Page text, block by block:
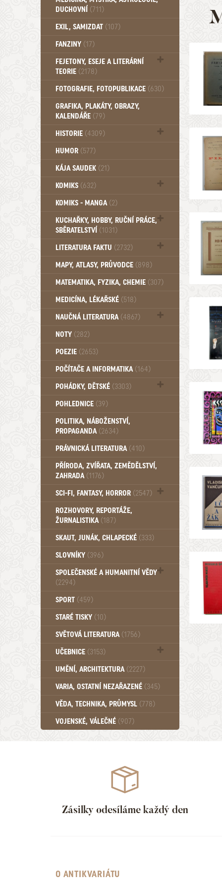
DUCHOVNÍ (711)
Okultismus (110)
EXIL, SAMIZDAT (107)
FANZINY (17)
FEJETONY, ESEJE A LITERÁRNÍ
TEORIE (2178)
Citáty, aforismy, snáře, přísloví,
FOTOGRAFIE, FOTOPUBLIKACE (630)
GRAFIKA, PLAKÁTY, OBRAZY,
KALENDÁŘE (79)
HISTORIE (4309)
Mytologie, Mýty, Báje, Pověsti (204)
HUMOR (577)
KÁJA SAUDEK (21)
KOMIKS (632)
Komiks - Čtyřlístek (234)
KOMIKS - MANGA (2)
KUCHAŘKY, HOBBY, RUČNÍ PRÁCE,
SBĚRATELSTVÍ (1031)
Dům a byt (102)
LITERATURA FAKTU (2732)
Katalogy (503)
MAPY, ATLASY, PRŮVODCE (898)
MATEMATIKA, FYZIKA, CHEMIE (307)
MEDICÍNA, LÉKAŘSKÉ (518)
NAUČNÁ LITERATURA (4867)
Zdraví a zdraví životní styl (510)
NOTY (282)
POEZIE (2653)
POČÍTAČE A INFORMATIKA (164)
POHÁDKY, DĚTSKÉ (3303)
Pro děti a mládež (2899)
Pohádky, Dětské - Od roku 1949 (257)
POHLEDNICE (39)
POLITIKA, NÁBOŽENSTVÍ,
PROPAGANDA (2634)
PRÁVNICKÁ LITERATURA (410)
PŘÍRODA, ZVÍŘATA, ZEMĚDĚLSTVÍ,
ZAHRADA (1176)
SCI-FI, FANTASY, HORROR (2547)
UFO (14)
ROZHOVORY, REPORTÁŽE,
ŽURNALISTIKA (187)
SKAUT, JUNÁK, CHLAPECKÉ (333)
SLOVNÍKY (396)
SPOLEČENSKÉ A HUMANITNÍ VĚDY
(2294)
Pedagogika (191)
Psychologie a osobní rozvoj (761)
SPORT (459)
STARÉ TISKY (10)
SVĚTOVÁ LITERATURA (1756)
UČEBNICE (3153)
Učebnice - Jazykové (1297)
Učebnice - VŠ (259)
Učebnice - ZŠ (556)
Učebnice - Ostatní (499)
UMĚNÍ, ARCHITEKTURA (2227)
VARIA, OSTATNÍ NEZAŘAZENÉ (345)
VĚDA, TECHNIKA, PRŮMYSL (778)
VOJENSKÉ, VÁLEČNÉ (907)
Zásilky odesíláme každý den
O ANTIKVARIÁTU